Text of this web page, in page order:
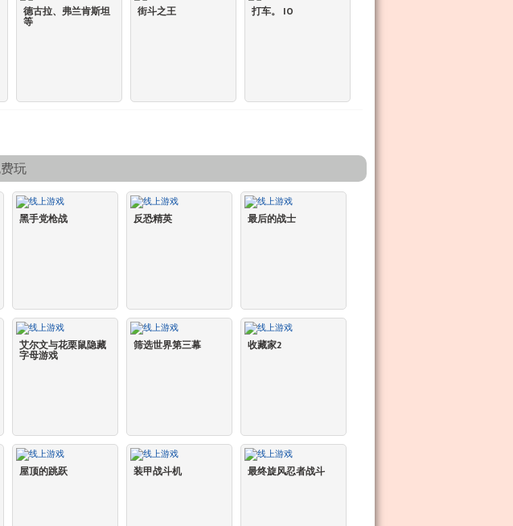
德古拉、弗兰肯斯坦
等
街斗之王 打车。 IO
玩
黑手党枪战 反恐精英 最后的战士
艾尔文与花栗鼠隐藏
字母游戏
筛选世界第三幕 收藏家2
屋顶的跳跃 装甲战斗机 最终旋风忍者战斗